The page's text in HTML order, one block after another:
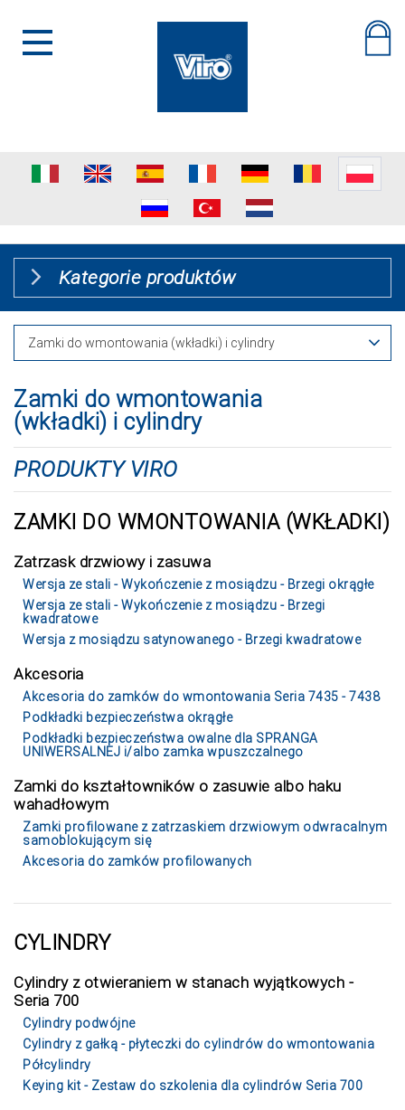
Kategorie produktów
Zamki do wmontowania
(wkładki) i cylindry
PRODUKTY VIRO
ZAMKI DO WMONTOWANIA (WKŁADKI)
Zatrzask drzwiowy i zasuwa
Wersja ze stali - Wykończenie z mosiądzu - Brzegi okrągłe
Wersja ze stali - Wykończenie z mosiądzu - Brzegi
kwadratowe
Wersja z mosiądzu satynowanego - Brzegi kwadratowe
Akcesoria
Akcesoria do zamków do wmontowania Seria 7435 - 7438
Podkładki bezpieczeństwa okrągłe
Podkładki bezpieczeństwa owalne dla SPRANGA
UNIWERSALNEJ i/albo zamka wpuszczalnego
Zamki do kształtowników o zasuwie albo haku
wahadłowym
Zamki profilowane z zatrzaskiem drzwiowym odwracalnym
samoblokującym się
Akcesoria do zamków profilowanych
CYLINDRY
Cylindry z otwieraniem w stanach wyjątkowych -
Seria 700
Cylindry podwójne
Cylindry z gałką - płyteczki do cylindrów do wmontowania
Półcylindry
Keying kit - Zestaw do szkolenia dla cylindrów Seria 700